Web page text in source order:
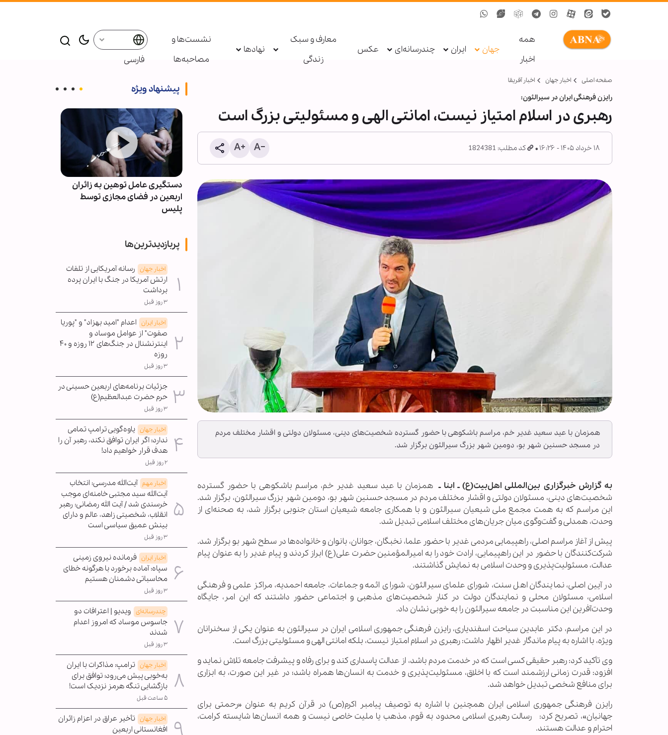
همه
اخبار
جهان ایران چندرسانه‌ای عکس
معارف و سبک
زندگی
نهادها
نشست‌ها و
مصاحبه‌ها
فارسی
صفحه اصلی اخبار جهان اخبار آفریقا
رایزن فرهنگی ایران در سیرالئون:
رهبری در اسلام امتیاز نیست، امانتی الهی و مسئولیتی بزرگ است
۱۸ خرداد ۱۴۰۵ - ۱۶:۲۶ کد مطلب: 1824381
همزمان با عید سعید غدیر خم، مراسم باشکوهی با حضور گسترده شخصیت‌های دینی، مسئولان دولتی و اقشار مختلف مردم
در مسجد حسنین شهر بو، دومین شهر بزرگ سیرالئون برگزار شد.
به گزارش خبرگزاری بین‌المللی اهل‌بیت(ع) ـ ابنا ـ همزمان با عید سعید غدیر خم، مراسم باشکوهی با حضور گسترده
شخصیت‌های دینی، مسئولان دولتی و اقشار مختلف مردم در مسجد حسنین شهر بو، دومین شهر بزرگ سیرالئون، برگزار شد.
این مراسم که به همت مجمع ملی شیعیان سیرالئون و با همکاری جامعه شیعیان استان جنوبی برگزار شد، به صحنه‌ای از
وحدت، همدلی و گفت‌وگوی میان جریان‌های مختلف اسلامی تبدیل شد.
پیش از آغاز مراسم اصلی، راهپیمایی مردمی غدیر با حضور علما، نخبگان، جوانان، بانوان و خانواده‌ها در سطح شهر بو برگزار شد.
شرکت‌کنندگان با حضور در این راهپیمایی، ارادت خود را به امیرالمؤمنین حضرت علی(ع) ابراز کردند و پیام غدیر را به عنوان پیام
عدالت، مسئولیت‌پذیری و وحدت اسلامی به نمایش گذاشتند.
در آیین اصلی، نمایندگان اهل سنت، شورای علمای سیرالئون، شورای ائمه و جماعات، جامعه احمدیه، مراکز علمی و فرهنگی
اسلامی، مسئولان محلی و نمایندگان دولت در کنار شخصیت‌های مذهبی و اجتماعی حضور داشتند که این امر، جایگاه
وحدت‌آفرین این مناسبت در جامعه سیرالئون را به خوبی نشان داد.
در این مراسم، دکتر عابدین سیاحت اسفندیاری، رایزن فرهنگی جمهوری اسلامی ایران در سیرالئون به عنوان یکی از سخنرانان
ویژه، با اشاره به پیام ماندگار غدیر اظهار داشت: رهبری در اسلام امتیاز نیست، بلکه امانتی الهی و مسئولیتی بزرگ است.
وی تأکید کرد: رهبر حقیقی کسی است که در خدمت مردم باشد، از عدالت پاسداری کند و برای رفاه و پیشرفت جامعه تلاش نماید و
افزود: قدرت زمانی ارزشمند است که با اخلاق، مسئولیت‌پذیری و خدمت به انسان‌ها همراه باشد؛ در غیر این صورت، به ابزاری
برای منافع شخصی تبدیل خواهد شد.
رایزن فرهنگی جمهوری اسلامی ایران همچنین با اشاره به توصیف پیامبر اکرم(ص) در قرآن کریم به عنوان «رحمتی برای
جهانیان»، تصریح کرد: رسالت رهبری اسلامی محدود به قوم، مذهب یا ملیت خاصی نیست و همه انسان‌ها شایسته کرامت،
احترام و عدالت هستند.
پیشنهاد ویژه
انفجار بمب در یک اتوبوس در
حومه دمشق
دستگیری عامل توهین به زائران
اربعین در فضای مجازی توسط
پلیس
حزب‌الله: دولت لبنان مذاکرات و
امتیازدهی به تل‌آویو را متوقف کند
پربازدیدترین‌ها
اخبار جهان رسانه آمریکایی از تلفات
ارتش آمریکا در جنگ با ایران پرده
برداشت
۳ روز قبل
اخبار ایران اعدام "امید بهزاد" و "پوریا
صفوت" از عوامل موساد و
اینترنشنال در جنگ‌های ۱۲ روزه و ۴۰
روزه
۳ روز قبل
جزئیات برنامه‌های اربعین حسینی در
حرم حضرت عبدالعظیم(ع)
۳ روز قبل
اخبار جهان یاوه‌گویی ترامپ تمامی
ندارد؛ اگر ایران توافق نکند، رهبر آن را
هدف قرار خواهیم داد!
۲ روز قبل
اخبار مهم آیت‌الله مدرسی: انتخاب
آیت‌الله سید مجتبی خامنه‌ای موجب
خرسندی شد / آیت الله رمضانی: رهبر
انقلاب، شخصیتی زاهد، عالم و دارای
بینش عمیق سیاسی است
۳ روز قبل
اخبار ایران فرمانده نیروی زمینی
سپاه: آماده برخورد با هرگونه خطای
محاسباتی دشمنان هستیم
۳ روز قبل
چندرسانه‌ای ویدیو | اعترافات دو
جاسوس موساد که امروز اعدام
شدند
۳ روز قبل
اخبار جهان ترامپ: مذاکرات با ایران
به‌خوبی پیش می‌رود؛ توافق برای
بازگشایی تنگه هرمز نزدیک است!
۵ ساعت قبل
اخبار جهان تأخیر عراق در اعزام زائران
افغانستانی اربعین